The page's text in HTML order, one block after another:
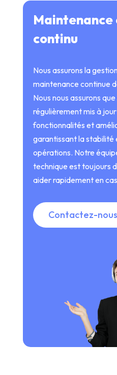
continu
Nous assurons la
maintenance continue
Nous nous assurons
régulièrement mis à
fonctionnalités et
garantissant la stabilité
opérations. Notre
technique est toujours
aider rapidement en
Contactez-